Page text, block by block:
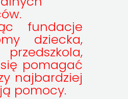
fundacje
dziecka,
pomagać
najbardziej
pomocy.